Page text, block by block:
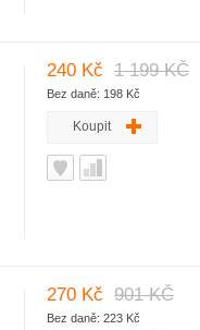
240 Kč 1 199 KČ
Bez daně: 198 Kč
Koupit
270 Kč 901 KČ
Bez daně: 223 Kč